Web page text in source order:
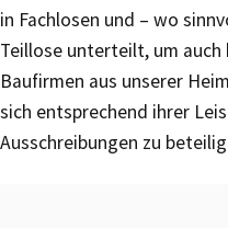
in Fachlosen und – wo
Teillose unterteilt, um
Baufirmen aus unserer
sich entsprechend ihrer
Ausschreibungen zu